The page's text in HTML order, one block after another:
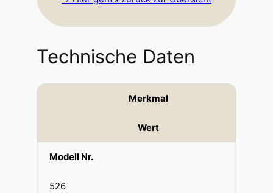
Technische Daten
Merkmal
Wert
Modell Nr.
526